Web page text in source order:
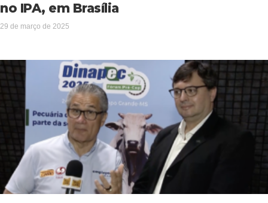
no IPA, em Brasília
29 de março de 2025